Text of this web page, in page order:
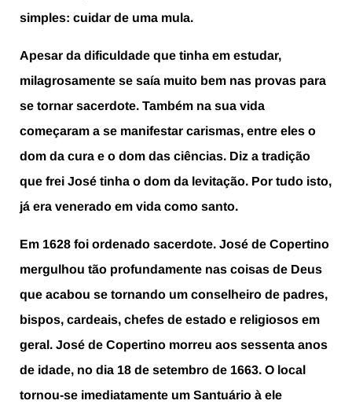
simples: cuidar de uma mula.
Apesar da dificuldade que tinha em estudar,
milagrosamente se saía muito bem nas provas para
se tornar sacerdote. Também na sua vida
começaram a se manifestar carismas, entre eles o
dom da cura e o dom das ciências. Diz a tradição
que frei José tinha o dom da levitação. Por tudo isto,
já era venerado em vida como santo.
Em 1628 foi ordenado sacerdote. José de Copertino
mergulhou tão profundamente nas coisas de Deus
que acabou se tornando um conselheiro de padres,
bispos, cardeais, chefes de estado e religiosos em
geral. José de Copertino morreu aos sessenta anos
de idade, no dia 18 de setembro de 1663. O local
tornou-se imediatamente um Santuário à ele